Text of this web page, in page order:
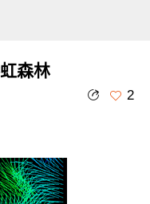
森林
2
17:19 编辑